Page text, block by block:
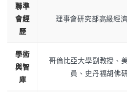
聯準
會經
歷
理事會研究部高級經
學術
與智
庫
哥倫比亞大學副教授、
員、史丹福胡佛